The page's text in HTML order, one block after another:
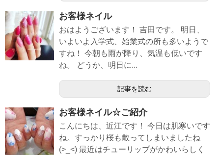
お客様ネイル
おはようございます！ 吉田です。 明日、
いよいよ入学式、始業式の所も多いようで
すね！ 今朝も雨が降り、気温も低いです
ね。 どうか、明日に...
記事を読む
お客様ネイル☆ご紹介
こんにちは、近江です！ 今日は肌寒いです
ね。すっかり桜も散ってしまいましたね
(>_<) 最近はチューリップがかわいらしく